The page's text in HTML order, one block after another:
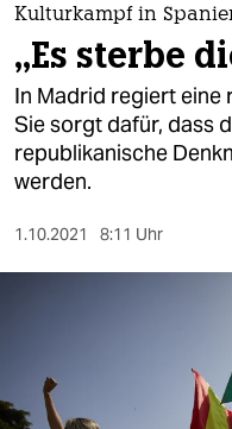
themen
politik
öko
gesellschaft
kultur
sport
nord
Kulturkampf in
„Es sterbe
In Madrid regiert
Sie sorgt dafür, dass
republikanische
werden.
1.10.2021 8:11 Uhr